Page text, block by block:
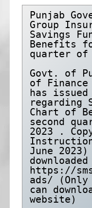
Punjab
Group
Savings
Benefits
quarter of
Govt. of
of Finance
has
regarding
Chart of
second
2023 .
June
https://
ads/
can
website)